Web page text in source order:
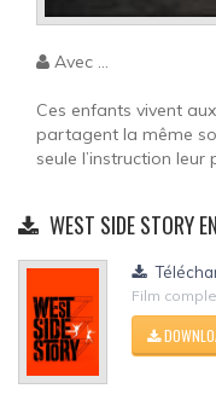
Avec ...
Ces enfants vivent
partagent la même
seule l’instruction leur
WEST SIDE STORY
Film